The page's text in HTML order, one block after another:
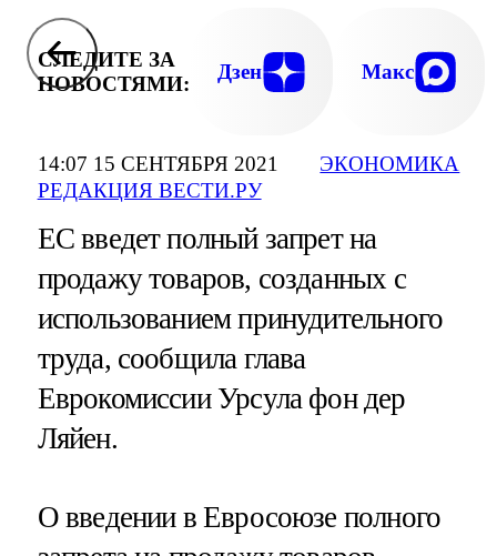
14:07 15 СЕНТЯБРЯ 2021
РЕДАКЦИЯ ВЕСТИ.РУ
ЭКОНОМИКА
СЛЕДИТЕ ЗА
НОВОСТЯМИ:
Дзен Макс
ЕС введет полный запрет на
продажу товаров, созданных с
использованием принудительного
труда, сообщила глава
Еврокомиссии Урсула фон дер
Ляйен.
О введении в Евросоюзе полного